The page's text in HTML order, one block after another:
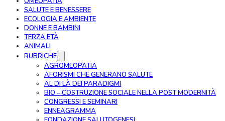
SALUTE E BENESSERE
ECOLOGIA E AMBIENTE
DONNE E BAMBINI
TERZA ETÀ
ANIMALI
RUBRICHE
AGROMEOPATIA
AFORISMI CHE GENERANO SALUTE
AL DI LÀ DEI PARADIGMI
BIO – COSTRUZIONE SOCIALE NELLA POST MODERNITÀ
CONGRESSI E SEMINARI
ENNEAGRAMMA